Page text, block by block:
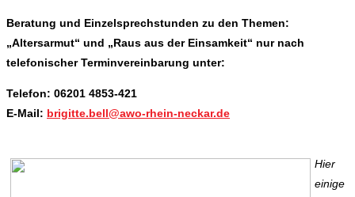
Beratung und Einzelsprechstunden zu den Themen:
„Altersarmut“ und „Raus aus der Einsamkeit“ nur nach
telefonischer Terminvereinbarung unter:
Telefon: 06201 4853-421
E-Mail: brigitte.bell@awo-rhein-neckar.de
Hier
einige